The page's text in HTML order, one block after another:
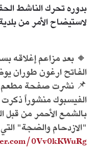
بدوره تحرك الناشط
لاستيضاح الأمر من
🔸 بعد مزاعم إغلاقه
الفاتح ارغون طوران
📌 نشرت صفحة مطعم
الفيسبوك منشوراً
بالشمع الأحمر من قبل
"الازدحام والضجة"
0Vv0kKWuRg